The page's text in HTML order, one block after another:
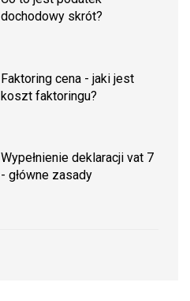
dochodowy skrót?
Faktoring cena - jaki jest
koszt faktoringu?
Wypełnienie deklaracji vat 7
- główne zasady